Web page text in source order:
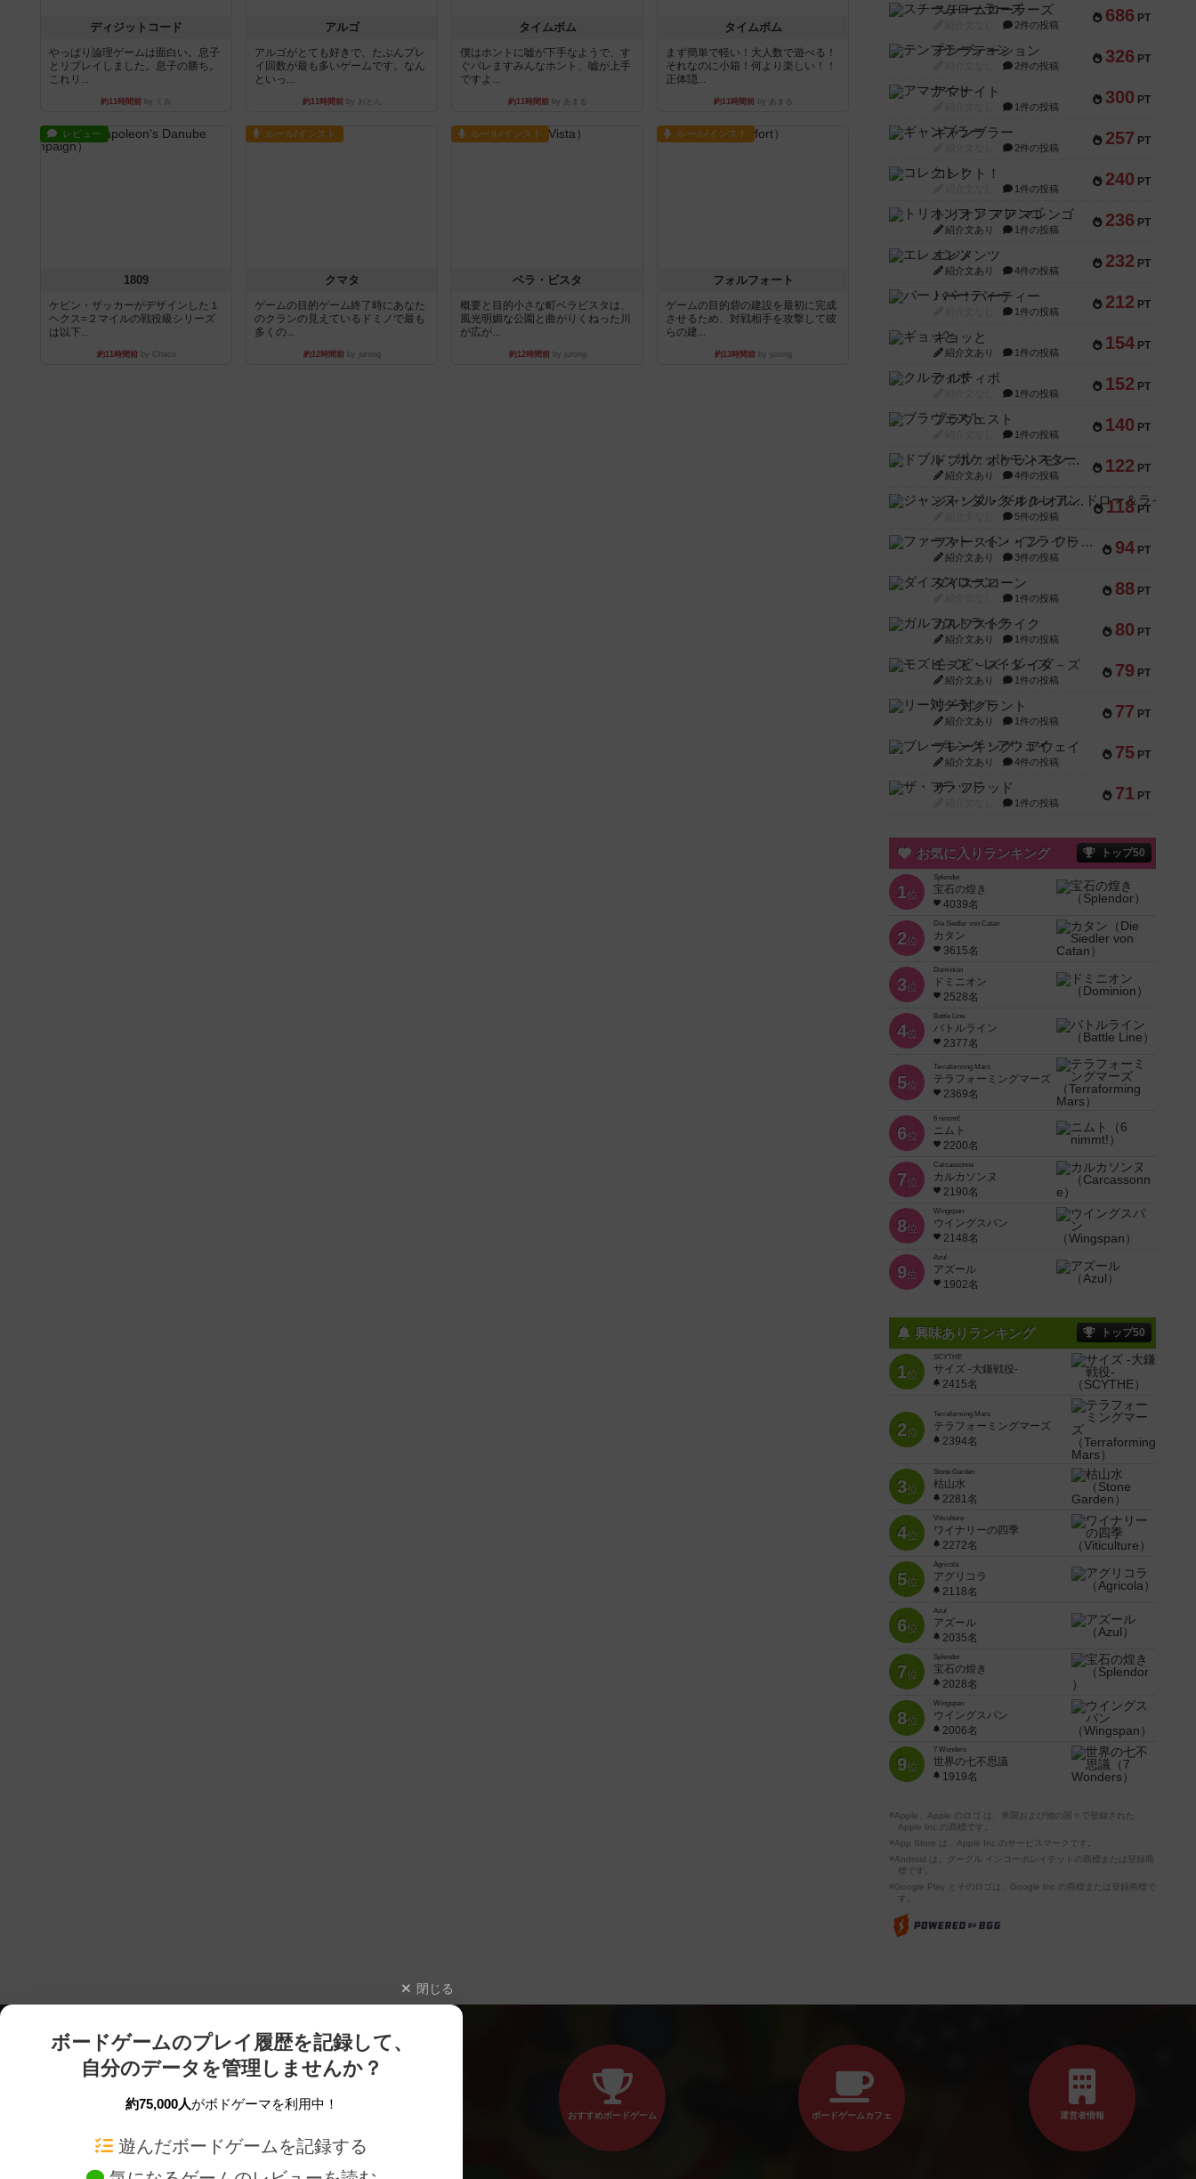
ディジットコード
やっぱり論理ゲームは面白い。息子
とリプレイしました。息子の勝ち。
これリ...
約11時間前 by くみ
アルゴ
アルゴがとても好きで、たぶんプレ
イ回数が最も多いゲームです。なん
といっ...
約11時間前by おとん
タイムボム
僕はホントに嘘が下手なようで、す
ぐバレますみんなホント、嘘が上手
ですよ...
約11時間前by あまる
タイムボム
まず簡単で軽い！大人数で遊べる！
それなのに小箱！何より楽しい！！
正体隠...
約11時間前by あまる
レビュー
1809
ケビン・ザッカーがデザインした１
ヘクス=２マイルの戦役級シリーズ
は以下...
約11時間前by Chaco
ルール/インスト
クマタ
ゲームの目的ゲーム終了時にあなた
のクランの見えているドミノで最も
多くの...
約12時間前by jurong
ルール/インスト
ベラ・ビスタ
概要と目的小さな町ベラビスタは、
風光明媚な公園と曲がりくねった川
が広が...
約12時間前by jurong
ルール/インスト
フォルフォート
ゲームの目的砦の建設を最初に完成
させるため、対戦相手を攻撃して彼
らの建...
約13時間前by jurong
686 PT
スチームローラーズ
2件の投稿
326 PT
テンプテーション
2件の投稿
300 PT
アマナイト
1件の投稿
257 PT
ギャンブラー
2件の投稿
240 PT
コレクト！
1件の投稿
236 PT
トリオンフ ア マレンゴ
紹介文あり 1件の投稿
232 PT
エレメンツ
紹介文あり 4件の投稿
212 PT
バー！パーティー
1件の投稿
154 PT
ギョッと
紹介文あり 1件の投稿
152 PT
クルティボ
1件の投稿
140 PT
ブラヴェスト
1件の投稿
122 PT
ドブル：ポケットモンスター
紹介文あり 4件の投稿
118 PT
ジャンヌ・ダルク-オルレアン ドロー＆ライト
5件の投稿
94 PT
ファースト・イン・フライト
紹介文あり 3件の投稿
88 PT
ダイススローン
1件の投稿
80 PT
ガルフストライク
紹介文あり 1件の投稿
79 PT
モズビ－ズ・レイダ－ズ
紹介文あり 1件の投稿
77 PT
リー対グラント
紹介文あり 1件の投稿
75 PT
ブレーキング・アウェイ
紹介文あり 4件の投稿
71 PT
ザ・フラッド
1件の投稿
お気に入りランキング トップ50
1位
Splendor
宝石の煌き
4039名
2位
Die Siedler von Catan
カタン
3615名
3位
Dominion
ドミニオン
2528名
4位
Battle Line
バトルライン
2377名
5位
Terraforming Mars
テラフォーミングマーズ
2369名
6位
6 nimmt!
ニムト
2200名
7位
Carcassonne
カルカソンヌ
2190名
8位
Wingspan
ウイングスパン
2148名
9位
Azul
アズール
1902名
興味ありランキング トップ50
1位
SCYTHE
サイズ -大鎌戦役-
2415名
2位
Terraforming Mars
テラフォーミングマーズ
2394名
3位
Stone Garden
枯山水
2281名
4位
Viticulture
ワイナリーの四季
2272名
5位
Agricola
アグリコラ
2118名
6位
Azul
アズール
2035名
7位
Splendor
宝石の煌き
2028名
8位
Wingspan
ウイングスパン
2006名
9位
7 Wonders
世界の七不思議
1919名
※Apple、Apple のロゴ は、米国および他の国々で登録された
Apple Inc.の商標です。
※App Store は、Apple Inc.のサービスマークです。
※Android は、グーグル インコーポレイテッドの商標または登録商
標です。
※Google Play とそのロゴは、Google Inc.の商標または登録商標で
す。
閉じる
ボードゲームのプレイ履歴を記録して、
自分のデータを管理しませんか？
約75,000人がボドゲーマを利用中！
遊んだボードゲームを記録する
おすすめボードゲーム ボードゲームカフェ 運営者情報